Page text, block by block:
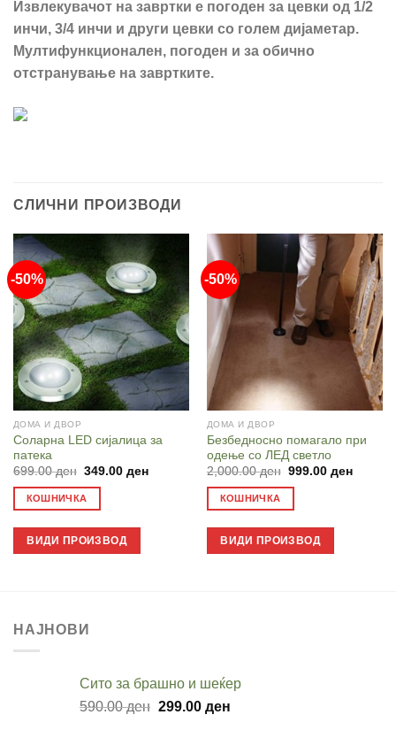
Извлекувачот на завртки е погоден за цевки од 1/2
инчи, 3/4 инчи и други цевки со голем дијаметар.
Мултифункционален, погоден и за обично
отстранување на завртките.
СЛИЧНИ ПРОИЗВОДИ
-50%
ДОМА И ДВОР
Соларна LED сијалица за
патека
699.00ден Original
was:
699.00 ден.
349.00 денCurrent
КОШНИЧКА
ВИДИ ПРОИЗВОД
-50%
ДОМА И ДВОР
Безбедносно помагало при
одење со ЛЕД светло
2,000.00ден Original
999.00 денCurrent
КОШНИЧКА
ВИДИ ПРОИЗВОД
НАЈНОВИ
Cито за брашно и шеќер
590.00ден Original
299.00 денCurrent